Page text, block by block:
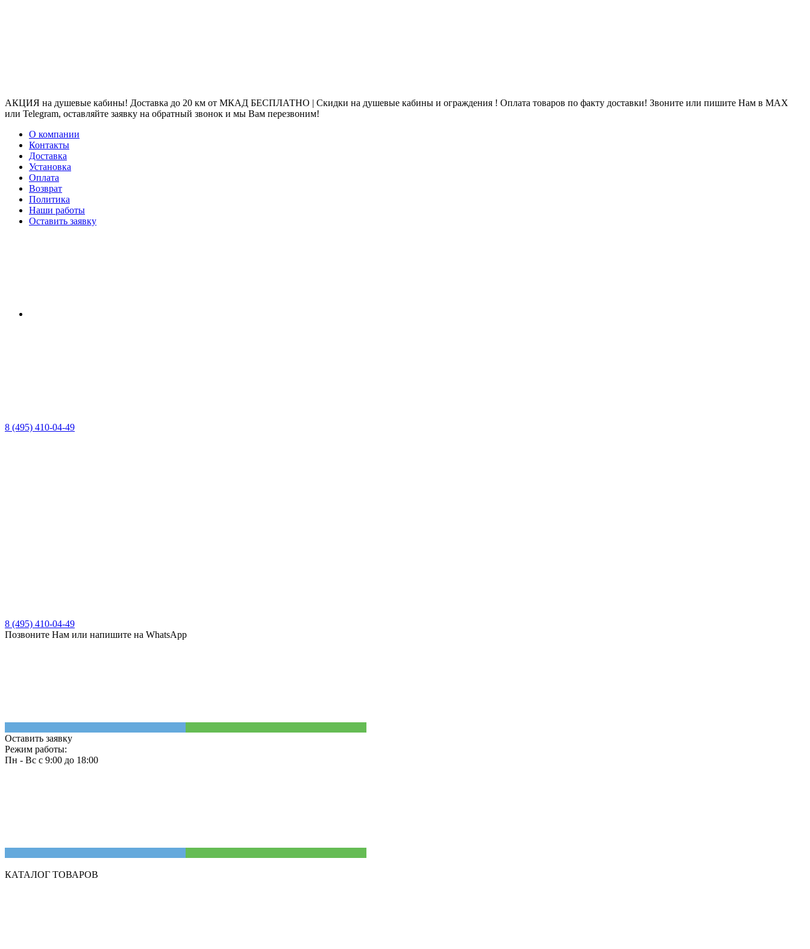
АКЦИЯ на душевые кабины! Доставка до 20 км от МКАД БЕСПЛАТНО | Скидки на душевые кабины и ограждения ! Оплата товаров по факту доставки! Звоните или пишите Нам в MAX
или Telegram, оставляйте заявку на обратный звонок и мы Вам перезвоним!
О компании
Контакты
Доставка
Установка
Оплата
Возврат
Политика
Наши работы
Оставить заявку
8 (495) 410-04-49
8 (495) 410-04-49
Позвоните Нам или напишите на WhatsApp
Оставить заявку
Режим работы:
Пн - Вс с 9:00 до 18:00
КАТАЛОГ ТОВАРОВ